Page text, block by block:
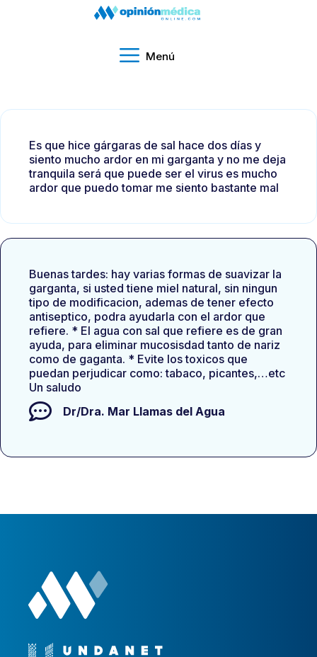
Menú
Es que hice gárgaras de sal hace dos días y
siento mucho ardor en mi garganta y no me deja
tranquila será que puede ser el virus es mucho
ardor que puedo tomar me siento bastante mal
Buenas tardes: hay varias formas de suavizar la
garganta, si usted tiene miel natural, sin ningun
tipo de modificacion, ademas de tener efecto
antiseptico, podra ayudarla con el ardor que
refiere. * El agua con sal que refiere es de gran
ayuda, para eliminar mucosisdad tanto de nariz
como de gaganta. * Evite los toxicos que
puedan perjudicar como: tabaco, picantes,…etc
Un saludo
Dr/Dra. Mar Llamas del Agua